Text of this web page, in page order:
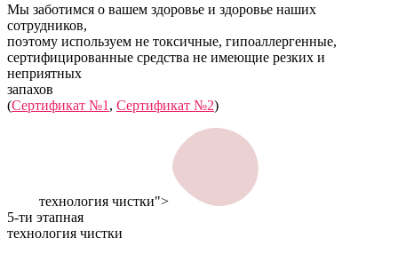
Мы заботимся о вашем здоровье и здоровье наших
сотрудников,
поэтому используем не токсичные, гипоаллергенные,
сертифицированные средства не имеющие резких и
неприятных
запахов
(Сертификат №1 , Сертификат №2)
технология чистки">
5-ти этапная
технология чистки